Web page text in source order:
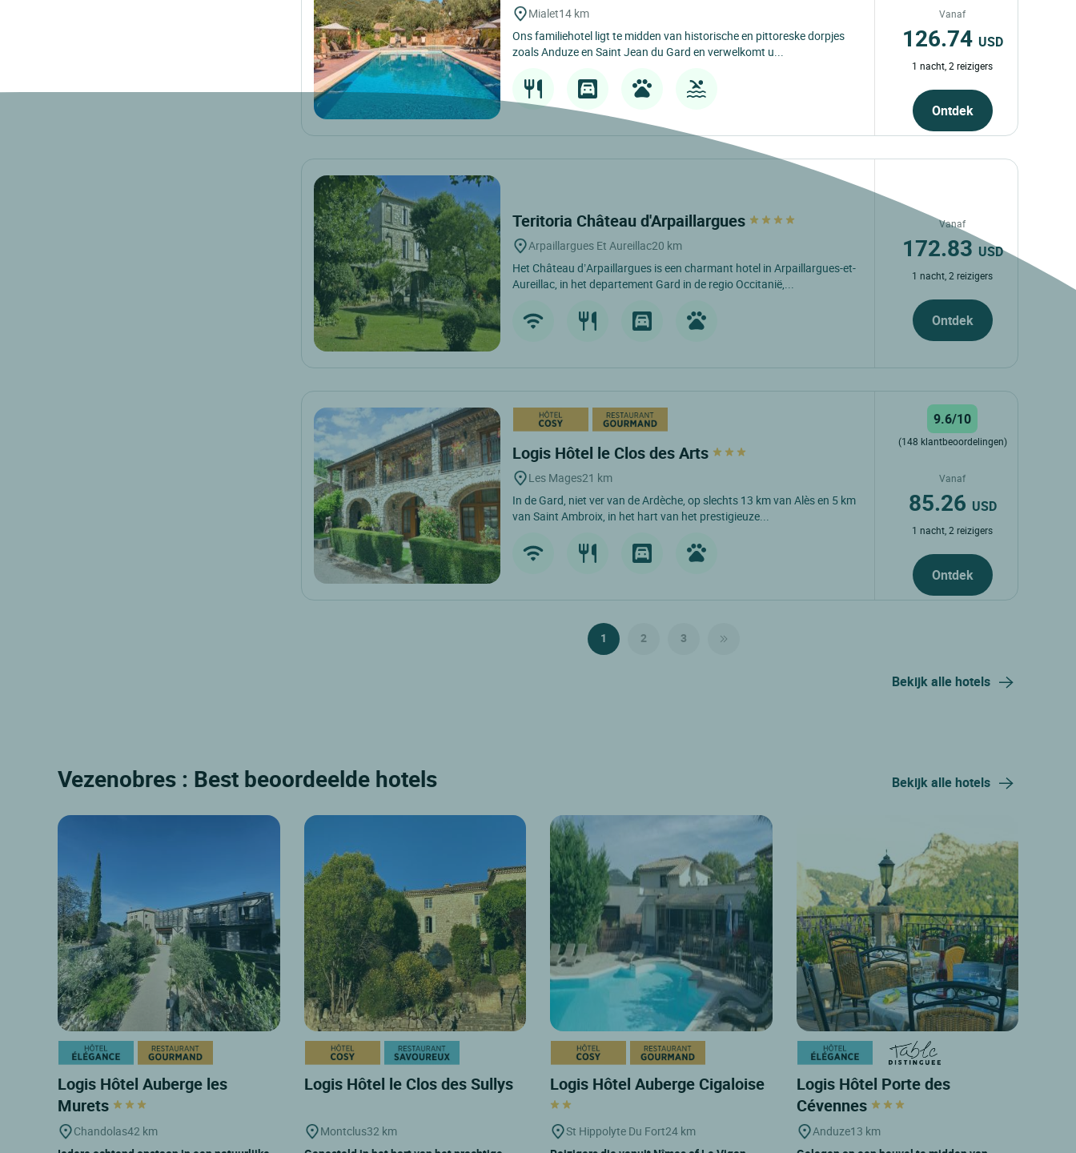
Mialet14 km
Ons familiehotel ligt te midden van historische en pittoreske dorpjes
zoals Anduze en Saint Jean du Gard en verwelkomt u...
Vanaf
126.74 USD
1 nacht, 2 reizigers
Ontdek
Teritoria Château d'Arpaillargues
Arpaillargues Et Aureillac20 km
Het Château d’Arpaillargues is een charmant hotel in Arpaillargues-et-
Aureillac, in het departement Gard in de regio Occitanië,...
Vanaf
172.83USD
1 nacht, 2 reizigers
Ontdek
Logis Hôtel le Clos des Arts
Les Mages21 km
In de Gard, niet ver van de Ardèche, op slechts 13 km van Alès en 5 km
van Saint Ambroix, in het hart van het prestigieuze...
9.6/10
(148 klantbeoordelingen)
Vanaf
85.26 USD
1 nacht, 2 reizigers
Ontdek
1 2 3
Bekijk alle hotels
Vezenobres : Best beoordeelde hotels Bekijk alle hotels
Logis Hôtel Auberge les
Murets
Chandolas42 km
Logis Hôtel le Clos des Sullys
Montclus32 km
Logis Hôtel Auberge Cigaloise
St Hippolyte Du Fort24 km
Logis Hôtel Porte des
Cévennes
Anduze13 km